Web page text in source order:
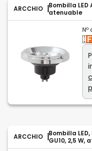
ARCCHIO
Bombilla LED
atenuable
Nº
ARCCHIO
Bombilla
GU10, 2,5 W,